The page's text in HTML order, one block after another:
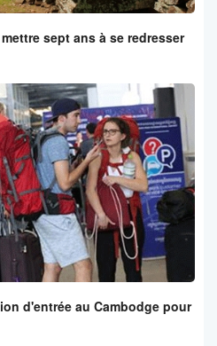
sept ans à se redresser
d'entrée au Cambodge pour